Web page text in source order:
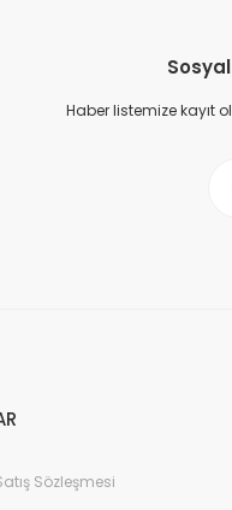
Haber listemize kayıt
Sözleşmesi